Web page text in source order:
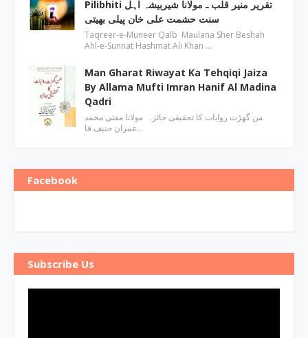
Pilibhiti تقریر منیر قلب ـ مولانا شیربیشہ اہل
سنت حشمت علی خان پیلی بھیتی
Taqreer-e-Muneer Qalb Maulana Sher Beshah
Ahl-e-Sunnat Hashmat Ali Khan …
Man Gharat Riwayat Ka Tehqiqi Jaiza
By Allama Mufti Imran Hanif Al Madina
Qadri
من گھڑت روایات کا تحقیقی جائزہ مولانا مفتی محمد
عمران حنیف قا…
Facebook
Subscribe Us